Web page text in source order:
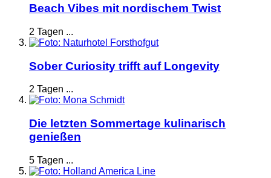
Beach Vibes mit nordischem Twist
2 Tagen ...
Sober Curiosity trifft auf Longevity
2 Tagen ...
Die letzten Sommertage kulinarisch
genießen
5 Tagen ...